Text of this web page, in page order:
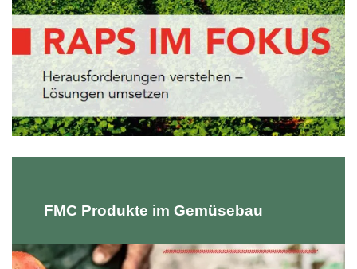
FMC Produkte im Gemüsebau